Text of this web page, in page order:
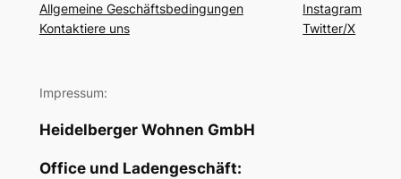
Allgemeine Geschäftsbedingungen
Kontaktiere uns
Instagram
Twitter/X
Impressum:
Heidelberger Wohnen GmbH
Office und Ladengeschäft: